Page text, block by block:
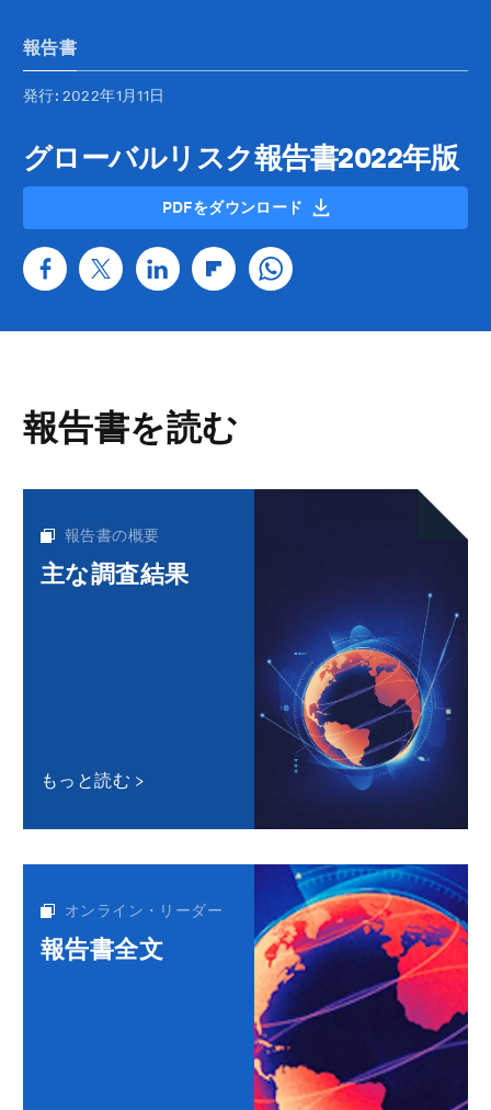
報告書
発行: 2022年1月11日
グローバルリスク報告書2022年版
PDFをダウンロード
報告書を読む
報告書の概要
主な調査結果
もっと読む
オンライン・リーダー
報告書全文